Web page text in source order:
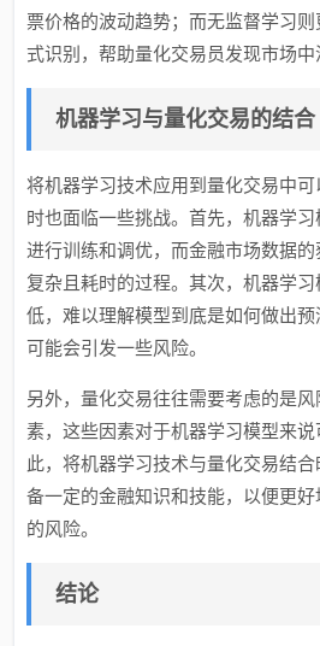
票价格的波动趋势；而无监督学习
式识别，帮助量化交易员发现市场中
机器学习与量化交易的结合
将机器学习技术应用到量化交易中
时也面临一些挑战。首先，机器学
进行训练和调优，而金融市场数据
复杂且耗时的过程。其次，机器学
低，难以理解模型到底是如何做出
可能会引发一些风险。
另外，量化交易往往需要考虑的是
素，这些因素对于机器学习模型来
此，将机器学习技术与量化交易结
备一定的金融知识和技能，以便更
的风险。
结论